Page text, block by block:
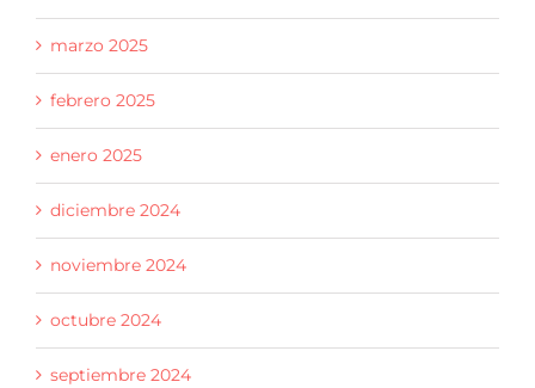
marzo 2025
febrero 2025
enero 2025
diciembre 2024
noviembre 2024
octubre 2024
septiembre 2024